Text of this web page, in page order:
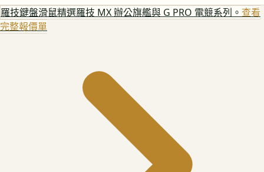
羅技鍵盤滑鼠精選羅技 MX 辦公旗艦與 G PRO 電競系列。 查看
完整報價單